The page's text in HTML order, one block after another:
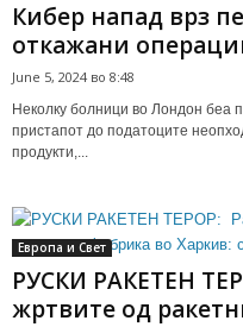
Кибер напад врз
откажани
June 5, 2024 во 8:48
Неколку болници во Лондон беа
пристапот до податоците
продукти,...
Европа и Свет
РУСКИ РАКЕТЕН
жртвите од